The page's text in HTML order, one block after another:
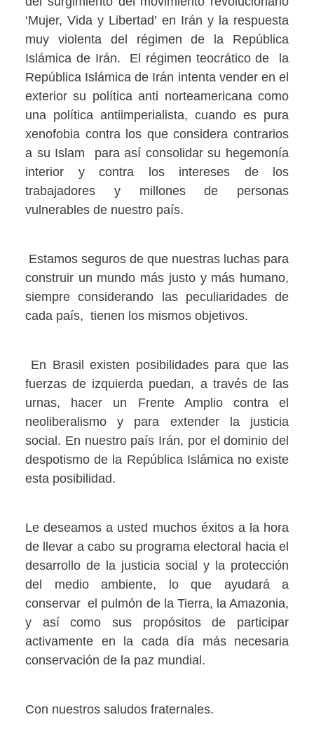
‘Mujer, Vida y Libertad’ en Irán y la respuesta
muy violenta del régimen de la República
Islámica de Irán. El régimen teocrático de la
República Islámica de Irán intenta vender en el
exterior su política anti norteamericana como
una política antiimperialista, cuando es pura
xenofobia contra los que considera contrarios
a su Islam para así consolidar su hegemonía
interior y contra los intereses de los
trabajadores y millones de personas
vulnerables de nuestro país.
Estamos seguros de que nuestras luchas para
construir un mundo más justo y más humano,
siempre considerando las peculiaridades de
cada país, tienen los mismos objetivos.
En Brasil existen posibilidades para que las
fuerzas de izquierda puedan, a través de las
urnas, hacer un Frente Amplio contra el
neoliberalismo y para extender la justicia
social. En nuestro país Irán, por el dominio del
despotismo de la República Islámica no existe
esta posibilidad.
Le deseamos a usted muchos éxitos a la hora
de llevar a cabo su programa electoral hacia el
desarrollo de la justicia social y la protección
del medio ambiente, lo que ayudará a
conservar el pulmón de la Tierra, la Amazonia,
y así como sus propósitos de participar
activamente en la cada día más necesaria
conservación de la paz mundial.
Con nuestros saludos fraternales.